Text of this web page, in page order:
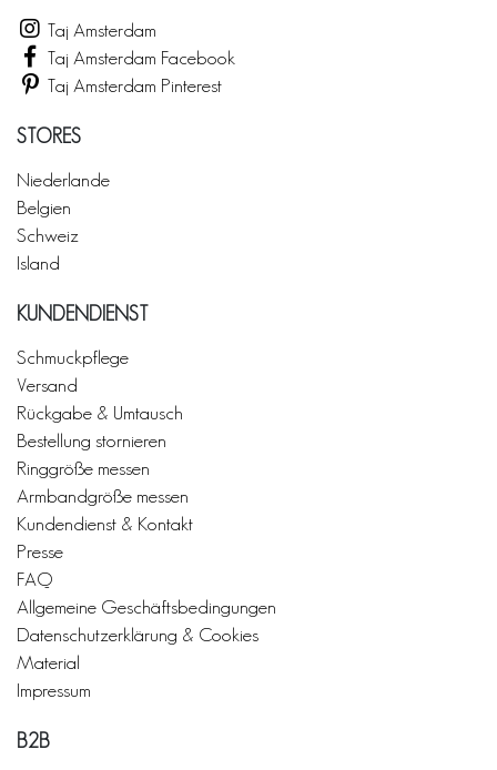
Taj Amsterdam
Taj Amsterdam Facebook
Taj Amsterdam Pinterest
STORES
Niederlande
Belgien
Schweiz
Island
KUNDENDIENST
Schmuckpflege
Versand
Rückgabe & Umtausch
Bestellung stornieren
Ringgröße messen
Armbandgröße messen
Kundendienst & Kontakt
Presse
FAQ
Allgemeine Geschäftsbedingungen
Datenschutzerklärung & Cookies
Material
Impressum
B2B